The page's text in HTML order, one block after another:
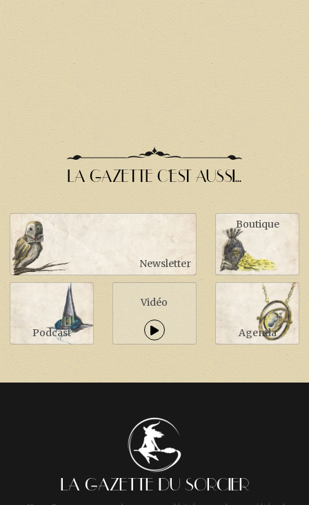
LA GAZETTE C'EST AUSSI...
Newsletter
Boutique
Podcast
Vidéo
Agenda
LA GAZETTE DU SORCIER